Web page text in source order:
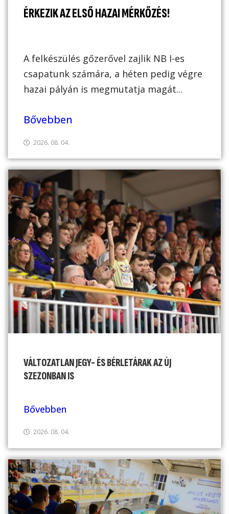
ÉRKEZIK AZ ELSŐ HAZAI MÉRKŐZÉS!
A felkészülés gőzerővel zajlik NB I-es
csapatunk számára, a héten pedig végre
hazai pályán is megmutatja magát...
Bővebben
2026. 08. 04.
VÁLTOZATLAN JEGY- ÉS BÉRLETÁRAK AZ ÚJ
SZEZONBAN IS
2026. 08. 04.
Bővebben